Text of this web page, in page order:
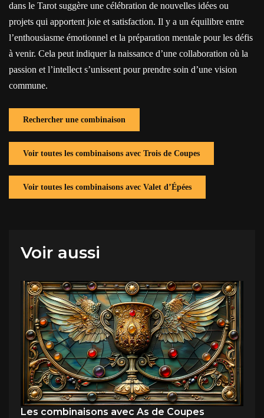
dans le Tarot suggère une célébration de nouvelles idées ou
projets qui apportent joie et satisfaction. Il y a un équilibre entre
l’enthousiasme émotionnel et la préparation mentale pour les défis
à venir. Cela peut indiquer la naissance d’une collaboration où la
passion et l’intellect s’unissent pour prendre soin d’une vision
commune.
Rechercher une combinaison
Voir toutes les combinaisons avec Trois de Coupes
Voir toutes les combinaisons avec Valet d’Épées
Voir aussi
Les combinaisons avec As de Coupes